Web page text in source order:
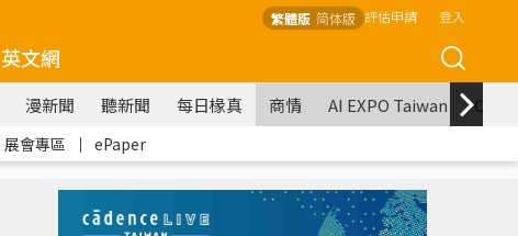
繁體版 简体版 評估申請 登入
英文網
漫新聞 聽新聞 每日椽真 商情 AI EXPO Taiwan
展會專區 ｜ ePaper